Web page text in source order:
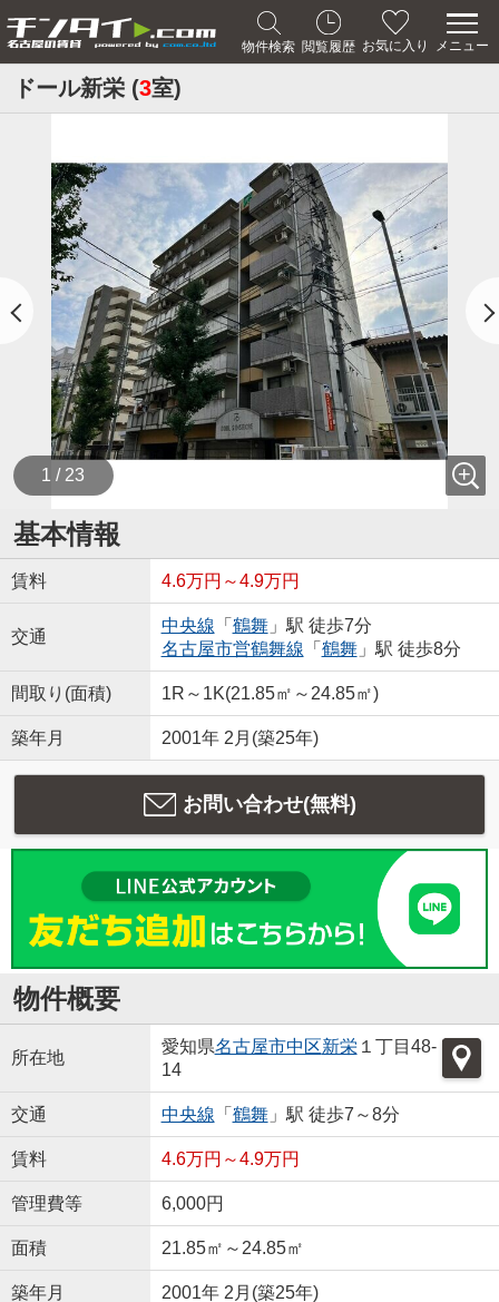
物件検索 閲覧履歴 お気に入り メニュー
ドール新栄 (3室)
1 / 23
基本情報
賃料 4.6万円～4.9万円
交通
中央線 「 鶴舞」駅 徒歩7分
名古屋市営鶴舞線 「 鶴舞」駅 徒歩8分
間取り(面積) 1R～1K(21.85㎡～24.85㎡)
築年月 2001年 2月(築25年)
お問い合わせ(無料)
物件概要
所在地
愛知県名古屋市中区新栄１丁目48-
14
交通 中央線 「 鶴舞」駅 徒歩7～8分
賃料 4.6万円～4.9万円
管理費等 6,000円
面積 21.85㎡～24.85㎡
築年月 2001年 2月(築25年)